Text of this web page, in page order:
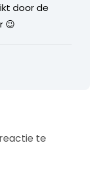
door de
😉
te